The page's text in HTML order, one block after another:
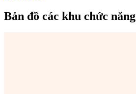
Bản đồ các khu chức năng